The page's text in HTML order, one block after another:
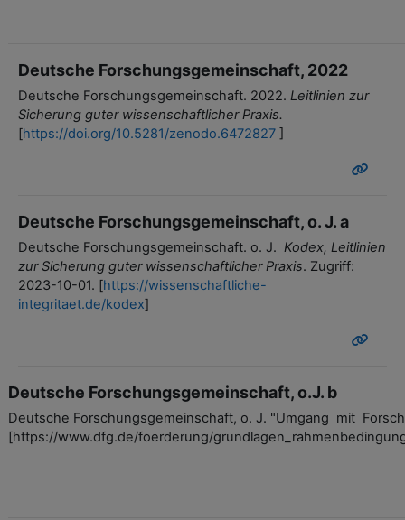
Deutsche Forschungsgemeinschaft, 2022
Deutsche Forschungsgemeinschaft. 2022. Leitlinien zur
Sicherung guter wissenschaftlicher Praxis.
[https://doi.org/10.5281/zenodo.6472827 ]
Deutsche Forschungsgemeinschaft, o. J. a
Deutsche Forschungsgemeinschaft. o. J. Kodex, Leitlinien
zur Sicherung guter wissenschaftlicher Praxis. Zugriff:
2023-10-01. [https://wissenschaftliche-
integritaet.de/kodex]
Deutsche Forschungsgemeinschaft, o.J. b
Deutsche Forschungsgemeinschaft, o. J. "Umgang mit
[https://www.dfg.de/foerderung/